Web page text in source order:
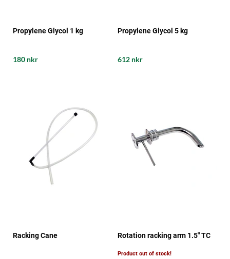
Propylene Glycol 1 kg
180 nkr
Propylene Glycol 5 kg
612 nkr
Racking Cane Rotation racking arm 1.5" TC
Product out of stock!